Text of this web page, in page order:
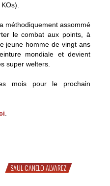
a méthodiquement assommé
le combat aux points, à
jeune homme de vingt ans
mondiale et devient
super welters.
mois pour le prochain
SAUL CANELO ALVAREZ